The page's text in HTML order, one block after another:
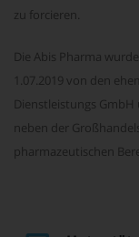
zu forcieren.
Die Abis Pharma
1.07.2019 von den
Dienstleistungs
neben der
pharmazeutischen